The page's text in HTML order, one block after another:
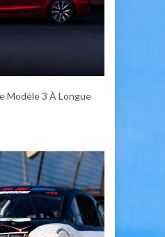
Producteur
pour la
peuvent
comme
Un thermostat
faire économiser
Modèle 3 À Longue